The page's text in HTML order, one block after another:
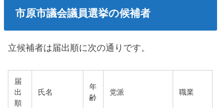
市原市議会議員選挙の候補者
立候補者は届出順に次の通りです。
届
出
順
氏名
年
齢
党派 職業